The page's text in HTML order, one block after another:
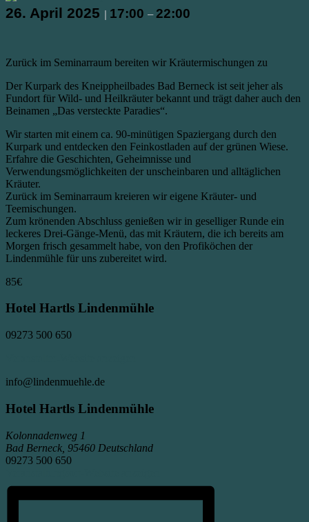
26. April 2025 | 17:00 –22:00
Zurück im Seminarraum bereiten wir Kräutermischungen zu
Der Kurpark des Kneippheilbades Bad Berneck ist seit jeher als
Fundort für Wild- und Heilkräuter bekannt und trägt daher auch den
Beinamen „Das versteckte Paradies“.
Wir starten mit einem ca. 90-minütigen Spaziergang durch den
Kurpark und entdecken den Feinkostladen auf der grünen Wiese.
Erfahre die Geschichten, Geheimnisse und
Verwendungsmöglichkeiten der unscheinbaren und alltäglichen
Kräuter.
Zurück im Seminarraum kreieren wir eigene Kräuter- und
Teemischungen.
Zum krönenden Abschluss genießen wir in geselliger Runde ein
leckeres Drei-Gänge-Menü, das mit Kräutern, die ich bereits am
Morgen frisch gesammelt habe, von den Profiköchen der
Lindenmühle für uns zubereitet wird.
85€
Hotel Hartls Lindenmühle
09273 500 650
info@lindenmuehle.de
Hotel Hartls Lindenmühle
Kolonnadenweg 1
Bad Berneck 95460 Deutschland
09273 500 650